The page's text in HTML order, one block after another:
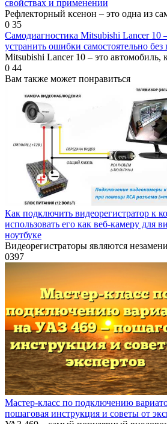
свойствах и применении
Рефлекторный ксенон – это одна из
0 35
Самодиагностика Mitsubishi Lancer 10
устранить ошибки самостоятельно без
Mitsubishi Lancer 10 – это автомобиль,
0 44
Вам также может понравиться
Как подключить видеорегистратор к
использовать его как веб-камеру для
ноутбуке
Видеорегистраторы являются
0397
Мастер-класс по подключению
пошаговая инструкция и советы от